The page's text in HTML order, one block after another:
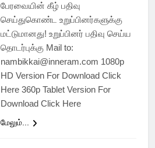
பேரவையின் கீழ் பதிவு
செய்துகொண்ட உறுப்பினர்களுக்கு
மட்டுமானது! உறுப்பினர் பதிவு செய்ய
தொடர்புக்கு Mail to:
nambikkai@inneram.com 1080p
HD Version For Download Click
Here 360p Tablet Version For
Download Click Here
மேலும்...